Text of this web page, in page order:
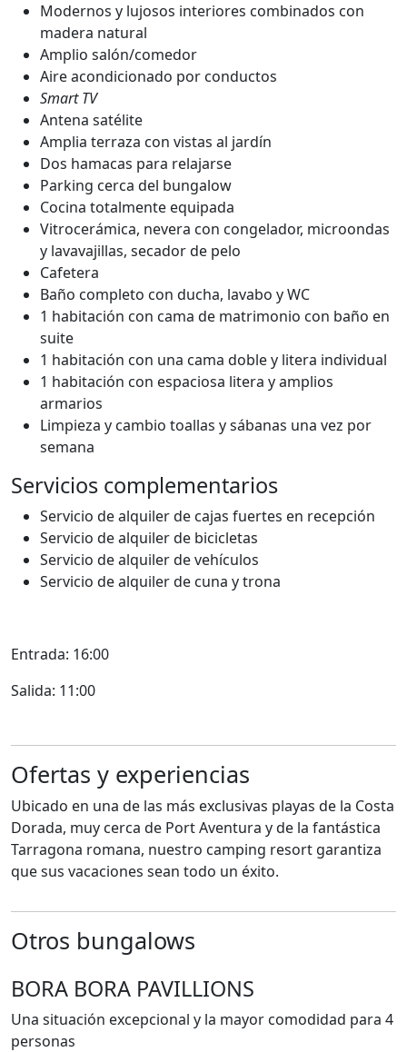
Modernos y lujosos interiores combinados con
madera natural
Amplio salón/comedor
Aire acondicionado por conductos
Smart TV
Antena satélite
Amplia terraza con vistas al jardín
Dos hamacas para relajarse
Parking cerca del bungalow
Cocina totalmente equipada
Vitrocerámica, nevera con congelador, microondas
y lavavajillas, secador de pelo
Cafetera
Baño completo con ducha, lavabo y WC
1 habitación con cama de matrimonio con baño en
suite
1 habitación con una cama doble y litera individual
1 habitación con espaciosa litera y amplios
armarios
Limpieza y cambio toallas y sábanas una vez por
semana
Servicios complementarios
Servicio de alquiler de cajas fuertes en recepción
Servicio de alquiler de bicicletas
Servicio de alquiler de vehículos
Servicio de alquiler de cuna y trona
Entrada: 16:00
Salida: 11:00
Ofertas y experiencias
Ubicado en una de las más exclusivas playas de la Costa
Dorada, muy cerca de Port Aventura y de la fantástica
Tarragona romana, nuestro camping resort garantiza
que sus vacaciones sean todo un éxito.
Otros bungalows
BORA BORA PAVILLIONS
Una situación excepcional y la mayor comodidad para 4
personas